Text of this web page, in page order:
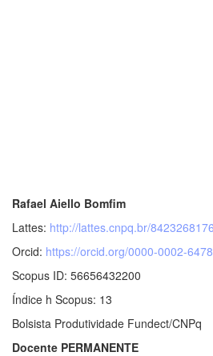
Rafael Aiello Bomfim
Lattes: http://lattes.cnpq.br/
Orcid: https://orcid.org/0000-0002-
Scopus ID: 56656432200
Índice h Scopus: 13
Bolsista Produtividade Fundect/CNPq
Docente PERMANENTE